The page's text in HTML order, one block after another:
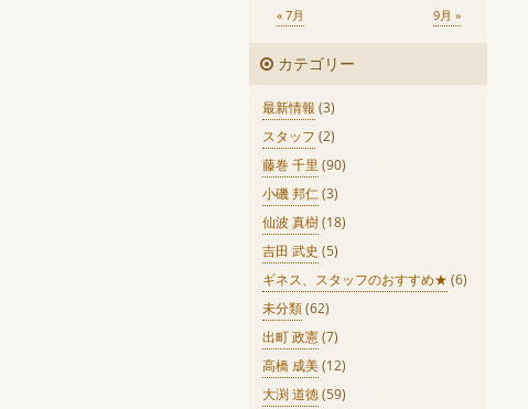
« 7月 9月 »
カテゴリー
最新情報 (3)
スタッフ (2)
藤巻 千里 (90)
小磯 邦仁(3)
仙波 真樹(18)
吉田 武史 (5)
ギネス、スタッフのおすすめ★ (6)
未分類(62)
出町 政憲(7)
高橋 成美(12)
大渕 道徳(59)